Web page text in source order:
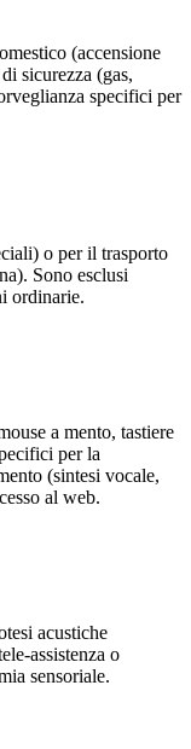
(accensione
sicurezza (gas,
specifici per
o per il trasporto
Sono esclusi
ordinarie.
a mento, tastiere
per la
(sintesi vocale,
al web.
acustiche
assistenza o
sensoriale.